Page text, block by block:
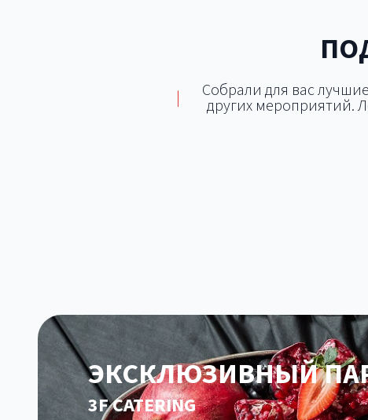
| Собрали для вас
других мероприятий.
ЭКСКЛЮЗИВНЫЙ
3F CATERING